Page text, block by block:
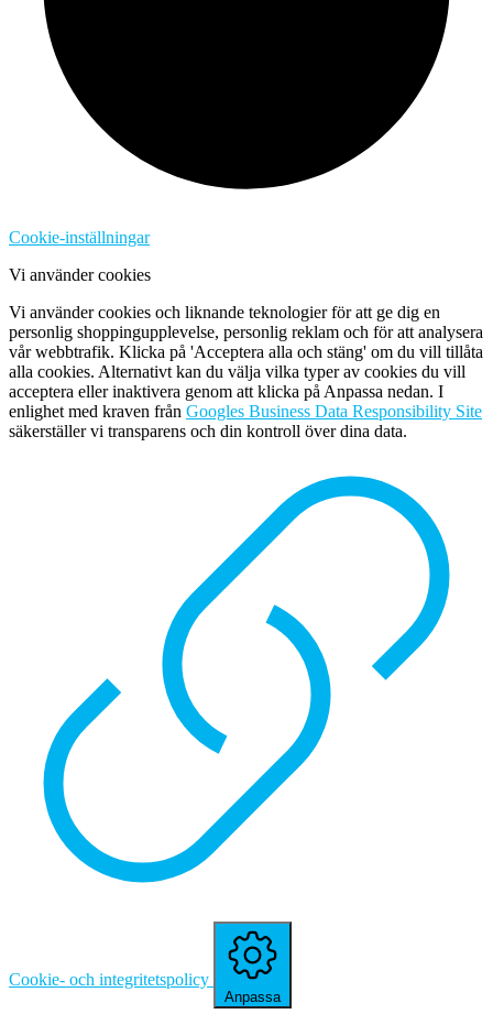
Cookie-inställningar
Vi använder cookies
Vi använder cookies och liknande teknologier för att ge dig en
personlig shoppingupplevelse, personlig reklam och för att analysera
vår webbtrafik. Klicka på 'Acceptera alla och stäng' om du vill tillåta
alla cookies. Alternativt kan du välja vilka typer av cookies du vill
acceptera eller inaktivera genom att klicka på Anpassa nedan. I
enlighet med kraven från Googles Business Data Responsibility Site
säkerställer vi transparens och din kontroll över dina data.
Cookie- och integritetspolicy
Anpassa